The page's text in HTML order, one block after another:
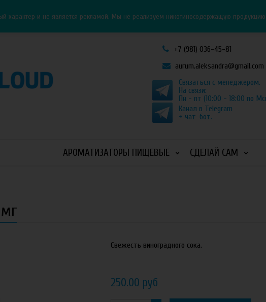
характер и не является рекламой. Мы не реализуем никотиносодержащую продукцию
+7 (981) 036-45-81
aurum.aleksandra@gmail.com
Связаться с менеджером.
На связи:
Пн - пт (10:00 - 18:00 по
Канал в Telegram
+ чат-бот.
АРОМАТИЗАТОРЫ ПИЩЕВЫЕ СДЕЛАЙ САМ
Свежесть виноградного сока.
250.00 руб